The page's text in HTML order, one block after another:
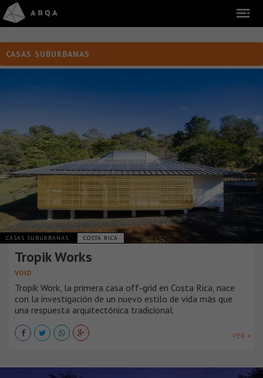
CASAS SUBURBANAS
CASAS SUBURBANAS COSTA RICA
Tropik Works
VOID
Tropik Work, la primera casa off-grid en Costa Rica, nace
con la investigación de un nuevo estilo de vida más que
una respuesta arquitectónica tradicional.
VER +